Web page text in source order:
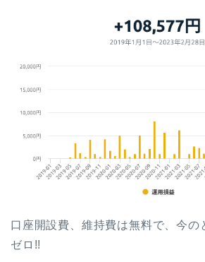
口座開設費、維持費は無料で、今の
ゼロ!!